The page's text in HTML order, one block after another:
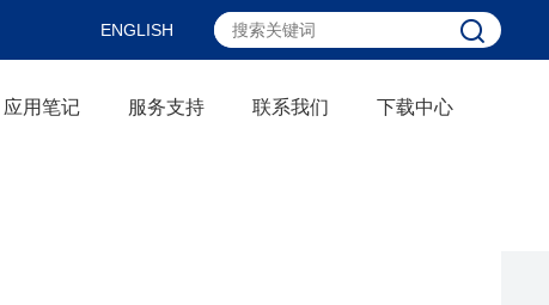
ENGLISH
应用笔记 服务支持 联系我们 下载中心